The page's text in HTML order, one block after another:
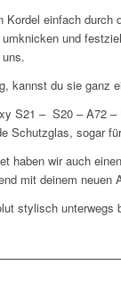
Kordel einfach durch
und
kannst du sie ganz
S21 – S20 – A72
Schutzglas, sogar
haben wir auch
mit deinem neuen
stylisch